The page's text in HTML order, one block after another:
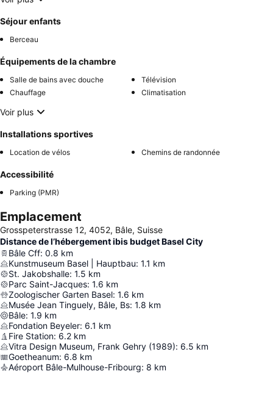
Séjour enfants
Berceau
Équipements de la chambre
Salle de bains avec douche
Télévision
Chauffage
Climatisation
Voir plus
Installations sportives
Location de vélos Chemins de randonnée
Accessibilité
Parking (PMR)
Emplacement
Grosspeterstrasse 12, 4052, Bâle, Suisse
Distance de l’hébergement ibis budget Basel City
Bâle Cff: 0.8 km
Kunstmuseum Basel | Hauptbau: 1.1 km
St. Jakobshalle: 1.5 km
Parc Saint-Jacques: 1.6 km
Zoologischer Garten Basel: 1.6 km
Musée Jean Tinguely, Bâle, Bs: 1.8 km
Bâle: 1.9 km
Fondation Beyeler: 6.1 km
Fire Station: 6.2 km
Vitra Design Museum, Frank Gehry (1989): 6.5 km
Goetheanum: 6.8 km
Aéroport Bâle-Mulhouse-Fribourg: 8 km